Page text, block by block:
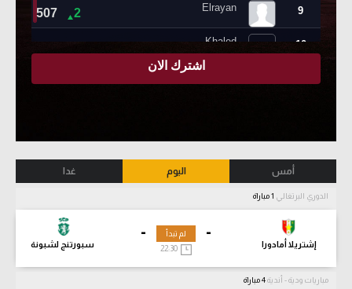
أمس اليوم غدا
الدوري البرتغالي
-
إشتريلا أمادورا
-
سبورتنج لشبونة
لم تبدأ
مباريات ودية - أندية